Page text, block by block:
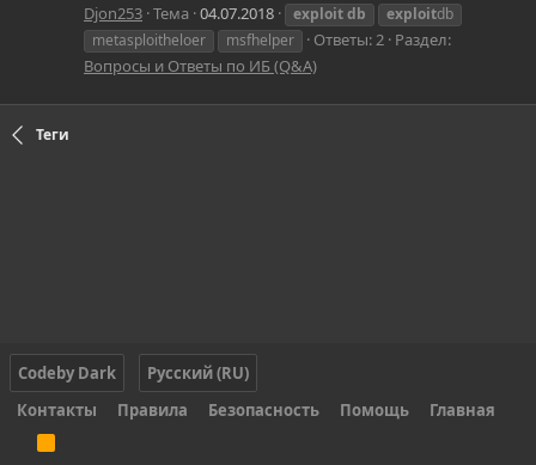
Djon253 Тема 04.07.2018 exploitdb exploitdb
metasploitheloer
msfhelper Ответы: 2 Раздел:
Вопросы и Ответы по ИБ (Q&A)
Теги
Codeby Dark
Русский (RU)
Контакты
Правила Безопасность Помощь Главная